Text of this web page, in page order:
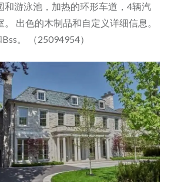
和游泳池，加热的环形车道，4辆汽
出色的木制品和自定义详细信息。
。 （25094954）